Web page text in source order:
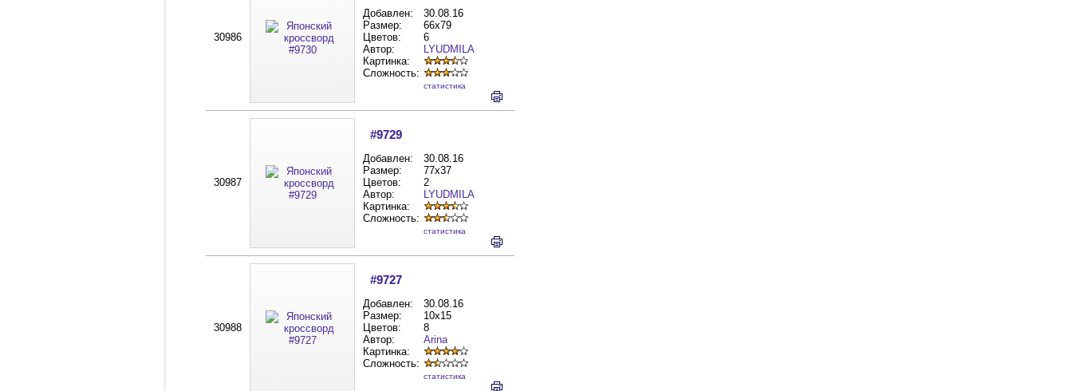
30986
Добавлен:
30.08.16
Размер:
66x79
Цветов:
6
Автор:
LYUDMILA
Картинка:
Сложность:
cтатистика
30987
#9729
Добавлен:
30.08.16
Размер:
77x37
Цветов:
2
Автор:
LYUDMILA
Картинка:
Сложность:
cтатистика
30988
#9727
Добавлен:
30.08.16
Размер:
10x15
Цветов:
8
Автор:
Arina
Картинка:
Сложность:
cтатистика